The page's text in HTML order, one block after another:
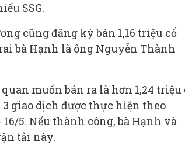
SSG.
cũng đăng ký bán 1,16 triệu cổ
bà Hạnh là ông Nguyễn Thành
muốn bán ra là hơn 1,24 triệu
3 giao dịch được thực hiện theo
5. Nếu thành công, bà Hạnh và
tải này.